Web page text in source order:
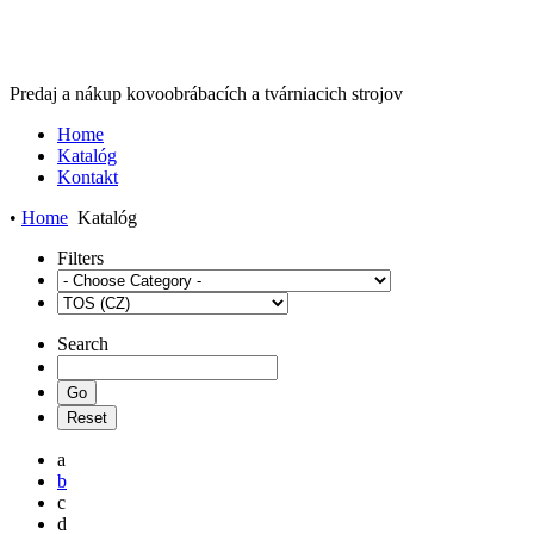
Predaj a nákup kovoobrábacích a tvárniacich strojov
Home
Katalóg
Kontakt
• Home Katalóg
Filters
Search
a
b
c
d